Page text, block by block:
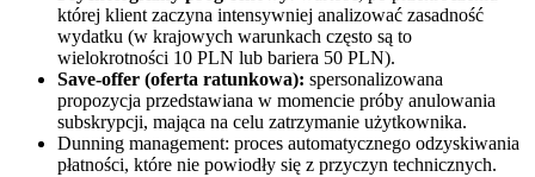
której klient zaczyna intensywniej analizować zasadność
wydatku (w krajowych warunkach często są to
wielokrotności 10 PLN lub bariera 50 PLN).
Save-offer (oferta ratunkowa): spersonalizowana
propozycja przedstawiana w momencie próby anulowania
subskrypcji, mająca na celu zatrzymanie użytkownika.
Dunning management: proces automatycznego odzyskiwania
płatności, które nie powiodły się z przyczyn technicznych.